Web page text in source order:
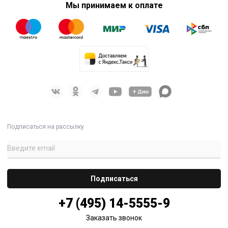
Мы принимаем к оплате
Подписаться на рассылку
+7 (495) 14-5555-9
Заказать звонок